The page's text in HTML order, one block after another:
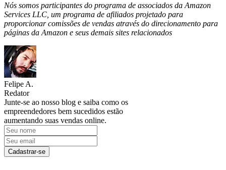
Nós somos participantes do programa de associados da Amazon
Services LLC, um programa de afiliados projetado para
proporcionar comissões de vendas através do direcionamento para
páginas da Amazon e seus demais sites relacionados
Felipe A.
Redator
Junte-se ao nosso blog e saiba como os
empreendedores bem sucedidos estão
aumentando suas vendas online.
Cadastrar-se